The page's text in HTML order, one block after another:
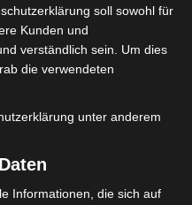
Bouchemma (ESB)
Sidi Bouzid
Ligue 2 Pro
soll sowohl für
Kunden und
verständlich sein. Um dies
die verwendeten
unter anderem
Informationen, die sich auf